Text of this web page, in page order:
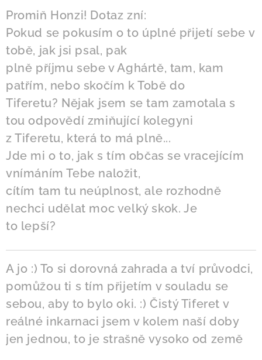
Promiň Honzi! Dotaz zní:
Pokud se pokusím o to úplné přijetí sebe v
tobě, jak jsi psal, pak
plně příjmu sebe v Aghártě, tam, kam
patřím, nebo skočím k Tobě do
Tiferetu? Nějak jsem se tam zamotala s
tou odpovědí zmiňující kolegyni
z Tiferetu, která to má plně...
Jde mi o to, jak s tím občas se vracejícím
vnímáním Tebe naložit,
cítím tam tu neúplnost, ale rozhodně
nechci udělat moc velký skok. Je
to lepší?
A jo :) To si dorovná zahrada a tví průvodci,
pomůžou ti s tím přijetím v souladu se
sebou, aby to bylo oki. :) Čistý Tiferet v
reálné inkarnaci jsem v kolem naší doby
jen jednou, to je strašně vysoko od země